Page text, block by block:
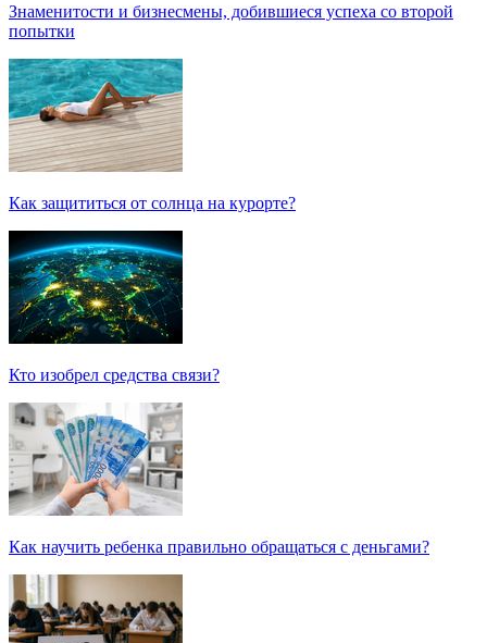
Знаменитости и бизнесмены, добившиеся успеха со второй
попытки
Как защититься от солнца на курорте?
Кто изобрел средства связи?
Как научить ребенка правильно обращаться с деньгами?